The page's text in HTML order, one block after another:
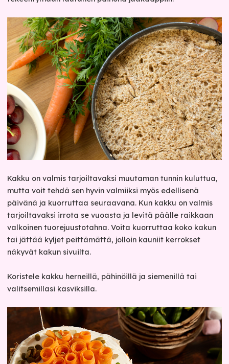
Kakku on valmis tarjoiltavaksi muutaman tunnin kuluttua,
mutta voit tehdä sen hyvin valmiiksi myös edellisenä
päivänä ja kuorruttaa seuraavana. Kun kakku on valmis
tarjoiltavaksi irrota se vuoasta ja levitä päälle raikkaan
valkoinen tuorejuustotahna. Voita kuorruttaa koko kakun
tai jättää kyljet peittämättä, jolloin kauniit kerrokset
näkyvät kakun sivuilta.
Koristele kakku herneillä, pähinöillä ja siemenillä tai
valitsemillasi kasviksilla.